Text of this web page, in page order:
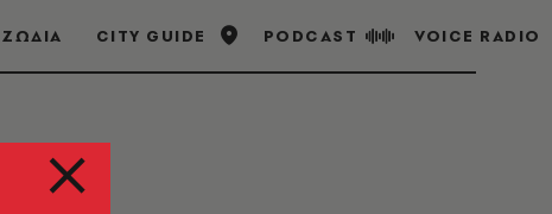
ΖΩΔΙΑ CITY GUIDE PODCAST VOICE RADIO